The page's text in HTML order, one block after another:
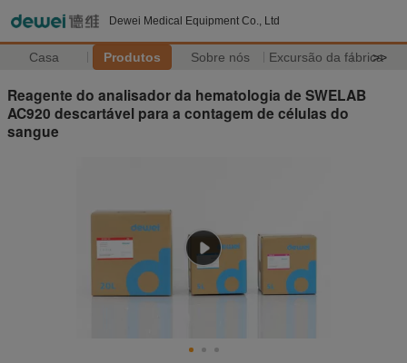
Dewei Medical Equipment Co., Ltd
Casa Produtos Sobre nós Excursão da fábrica
>>
Reagente do analisador da hematologia de SWELAB
AC920 descartável para a contagem de células do
sangue